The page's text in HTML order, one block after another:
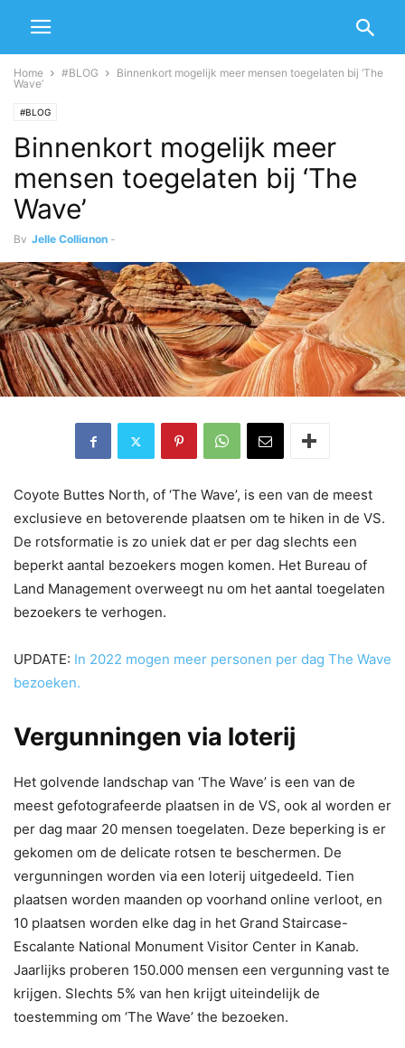
Home #BLOG
Binnenkort mogelijk meer mensen toegelaten bij ‘The
Wave’
#BLOG
Binnenkort mogelijk meer
mensen toegelaten bij ‘The
Wave’
By Jelle Collignon -
Coyote Buttes North, of ‘The Wave’, is een van de meest
exclusieve en betoverende plaatsen om te hiken in de VS.
De rotsformatie is zo uniek dat er per dag slechts een
beperkt aantal bezoekers mogen komen. Het Bureau of
Land Management overweegt nu om het aantal toegelaten
bezoekers te verhogen.
UPDATE: In 2022 mogen meer personen per dag The Wave
bezoeken.
Vergunningen via loterij
Het golvende landschap van ‘The Wave’ is een van de
meest gefotografeerde plaatsen in de VS, ook al worden er
per dag maar 20 mensen toegelaten. Deze beperking is er
gekomen om de delicate rotsen te beschermen. De
vergunningen worden via een loterij uitgedeeld. Tien
plaatsen worden maanden op voorhand online verloot, en
10 plaatsen worden elke dag in het Grand Staircase-
Escalante National Monument Visitor Center in Kanab.
Jaarlijks proberen 150.000 mensen een vergunning vast te
krijgen. Slechts 5% van hen krijgt uiteindelijk de
toestemming om ‘The Wave’ the bezoeken.